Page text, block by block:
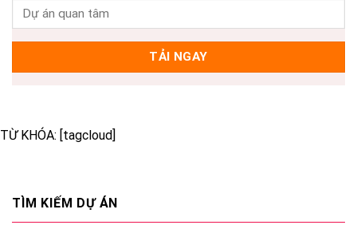
TỪ KHÓA: [tagcloud]
TÌM KIẾM DỰ ÁN